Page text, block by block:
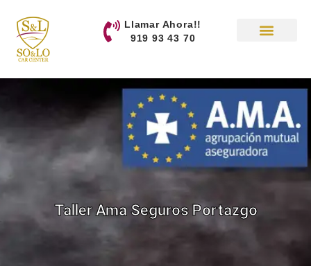
Llamar Ahora!!
919 93 43 70
Taller Ama Seguros Portazgo